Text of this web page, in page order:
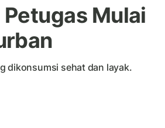
Mulai
dikonsumsi sehat dan layak.